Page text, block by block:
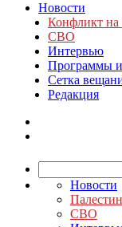
Новости
Конфликт
СВО
Интервью
Программы
Сетка
Редакция
Новости
СВО